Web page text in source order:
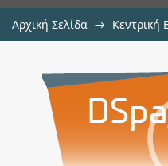
Αρχική Σελίδα → Κεντρική
MORPH- Η
περιπτώσεων